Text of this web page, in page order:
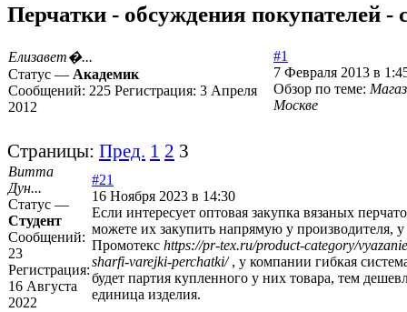
Перчатки - обсуждения покупателей -
Елизавет�...
Статус — Академик
Сообщений: 225 Регистрация: 3 Апреля
2012
#1
7 Февраля 2013 в
Обзор по теме:
Москве
Страницы: Пред. 1 2 3
Витта
Дун...
Статус —
Студент
Сообщений:
23
Регистрация:
16 Августа
2022
#21
16 Ноября 2023 в 14:30
Если интересует оптовая закупка вязаных
можете их закупить напрямую у производителя,
Промотекс https://pr-tex.ru/product-category/
sharfi-varejki-perchatki/, у компании гибкая
будет партия купленного у них товара, тем
единица изделия.